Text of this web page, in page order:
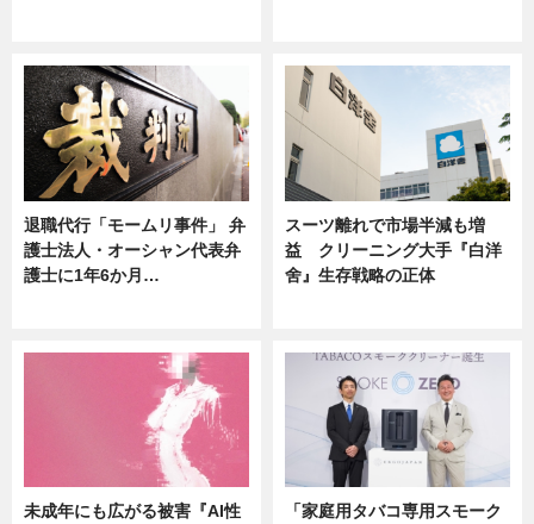
退職代行「モームリ事件」 弁
護士法人・オーシャン代表弁
護士に1年6か月…
スーツ離れで市場半減も増
益 クリーニング大手『白洋
舍』生存戦略の正体
未成年にも広がる被害『AI性
「家庭用タバコ専用スモーク